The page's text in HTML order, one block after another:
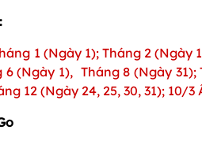
1 (Ngày 1); Tháng 2 (Ngày
(Ngày 1), Tháng 8 (Ngày 31);
12 (Ngày 24, 25, 30, 31); 10/